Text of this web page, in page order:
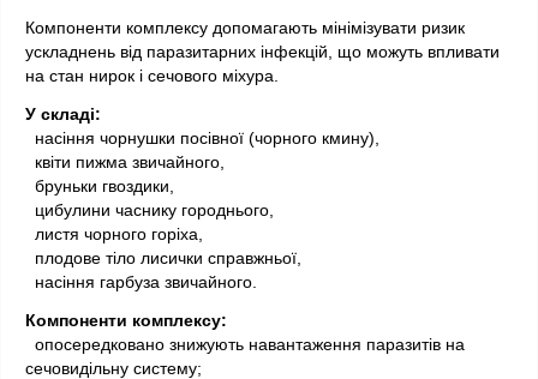
Компоненти комплексу допомагають мінімізувати ризик
ускладнень від паразитарних інфекцій, що можуть впливати
на стан нирок і сечового міхура.
У складі:
насіння чорнушки посівної (чорного кмину),
квіти пижма звичайного,
бруньки гвоздики,
цибулини часнику городнього,
листя чорного горіха,
плодове тіло лисички справжньої,
насіння гарбуза звичайного.
Компоненти комплексу:
опосередковано знижують навантаження паразитів на
сечовидільну систему;